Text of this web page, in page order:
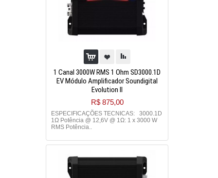
1 Canal 3000W RMS 1 Ohm SD3000.1D
EV Módulo Amplificador Soundigital
Evolution II
R$ 875,00
ESPECIFICAÇÕES TECNICAS: 3000.1D
1Ω Potência @ 12,6V @ 1Ω: 1 x 3000 W
RMS Potência..